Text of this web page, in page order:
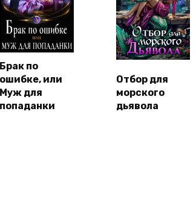
Брак по
ошибке, или
Муж для
попаданки
Отбор для
морского
дьявола